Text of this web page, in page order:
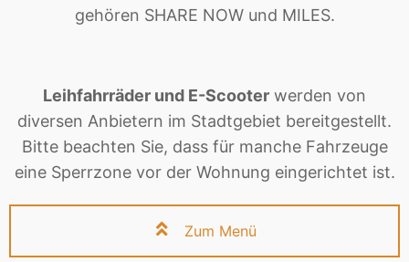
gehören SHARE NOW und MILES.
Leihfahrräder und E-Scooter werden von
diversen Anbietern im Stadtgebiet bereitgestellt.
Bitte beachten Sie, dass für manche Fahrzeuge
eine Sperrzone vor der Wohnung eingerichtet ist.
Zum Menü